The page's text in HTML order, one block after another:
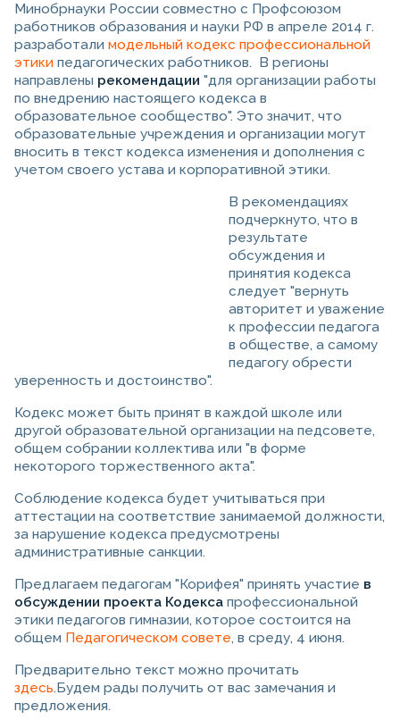
Минобрнауки России совместно с Профсоюзом
работников образования и науки РФ в апреле 2014 г.
разработали модельный кодекс профессиональной
этики педагогических работников. В регионы
направлены рекомендации "для организации работы
по внедрению настоящего кодекса в
образовательное сообщество". Это значит, что
образовательные учреждения и организации могут
вносить в текст кодекса изменения и дополнения с
учетом своего устава и корпоративной этики.
В рекомендациях
подчеркнуто, что в
результате
обсуждения и
принятия кодекса
следует "вернуть
авторитет и уважение
к профессии педагога
в обществе, а самому
педагогу обрести
уверенность и достоинство".
Кодекс может быть принят в каждой школе или
другой образовательной организации на педсовете,
общем собрании коллектива или "в форме
некоторого торжественного акта".
Соблюдение кодекса будет учитываться при
аттестации на соответствие занимаемой должности,
за нарушение кодекса предусмотрены
административные санкции.
Предлагаем педагогам "Корифея" принять участие в
обсуждении проекта Кодекса профессиональной
этики педагогов гимназии, которое состоится на
общем Педагогическом совете, в среду, 4 июня.
Предварительно текст можно прочитать
здесь.Будем рады получить от вас замечания и
предложения.